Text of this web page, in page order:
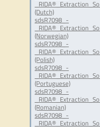
(Dutch)
sdsR7098_-
(Norwegian)
sdsR7098_-
(Polish)
sdsR7098_-
(Portuguese)
sdsR7098_-
(Romanian)
sdsR7098_-